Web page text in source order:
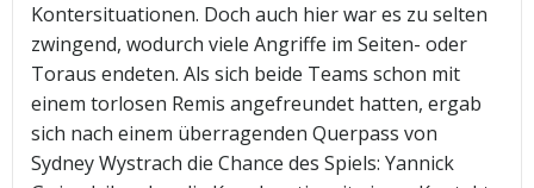
Kontersituationen. Doch auch hier war es zu selten
zwingend, wodurch viele Angriffe im Seiten- oder
Toraus endeten. Als sich beide Teams schon mit
einem torlosen Remis angefreundet hatten, ergab
sich nach einem überragenden Querpass von
Sydney Wystrach die Chance des Spiels: Yannick